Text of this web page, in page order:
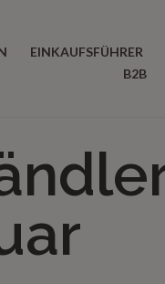
EINKAUFSFÜHRER
B2B